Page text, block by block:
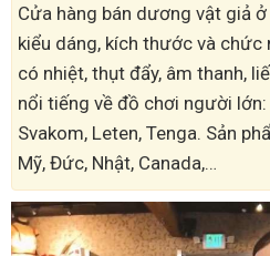
Cửa hàng bán dương vật giả
kiểu dáng, kích thước và chức
có nhiệt, thụt đẩy, âm thanh,
nổi tiếng về đồ chơi người lớn:
Svakom, Leten, Tenga. Sản
Mỹ, Đức, Nhật, Canada,…